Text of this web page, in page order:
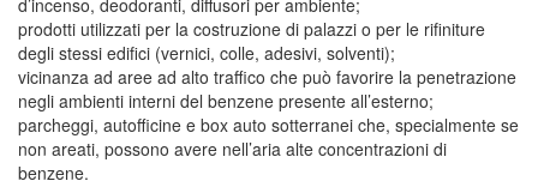
d’incenso, deodoranti, diffusori per ambiente;
prodotti utilizzati per la costruzione di palazzi o per le rifiniture
degli stessi edifici (vernici, colle, adesivi, solventi);
vicinanza ad aree ad alto traffico che può favorire la penetrazione
negli ambienti interni del benzene presente all’esterno;
parcheggi, autofficine e box auto sotterranei che, specialmente se
non areati, possono avere nell’aria alte concentrazioni di
benzene.